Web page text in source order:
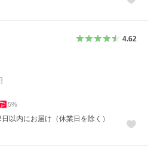
4.62
5%
以内にお届け（休業日を除く）